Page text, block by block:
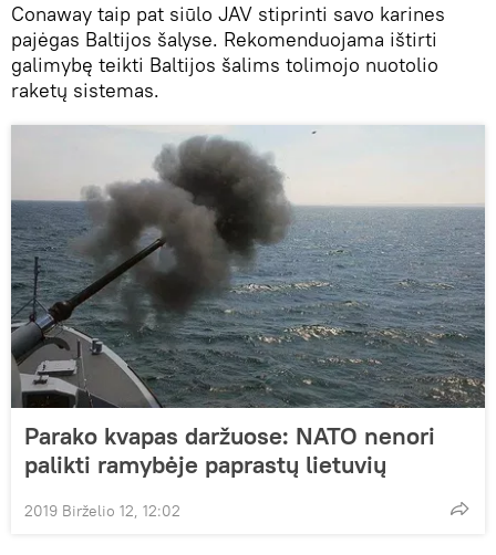
Conaway taip pat siūlo JAV stiprinti savo karines
pajėgas Baltijos šalyse. Rekomenduojama ištirti
galimybę teikti Baltijos šalims tolimojo nuotolio
raketų sistemas.
Parako kvapas daržuose: NATO nenori
palikti ramybėje paprastų lietuvių
2019 Birželio 12, 12:02